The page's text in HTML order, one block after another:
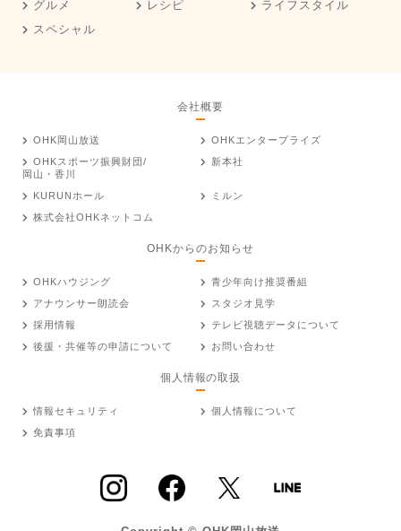
グルメ
レシピ
ライフスタイル
スペシャル
会社概要
OHK岡山放送
OHKエンタープライズ
OHKスポーツ振興財団/
岡山・香川
新本社
KURUNホール
ミルン
株式会社OHKネットコム
OHKからのお知らせ
OHKハウジング
青少年向け推奨番組
アナウンサー朗読会
スタジオ見学
採用情報
テレビ視聴データについて
後援・共催等の申請について
お問い合わせ
個人情報の取扱
情報セキュリティ
個人情報について
免責事項